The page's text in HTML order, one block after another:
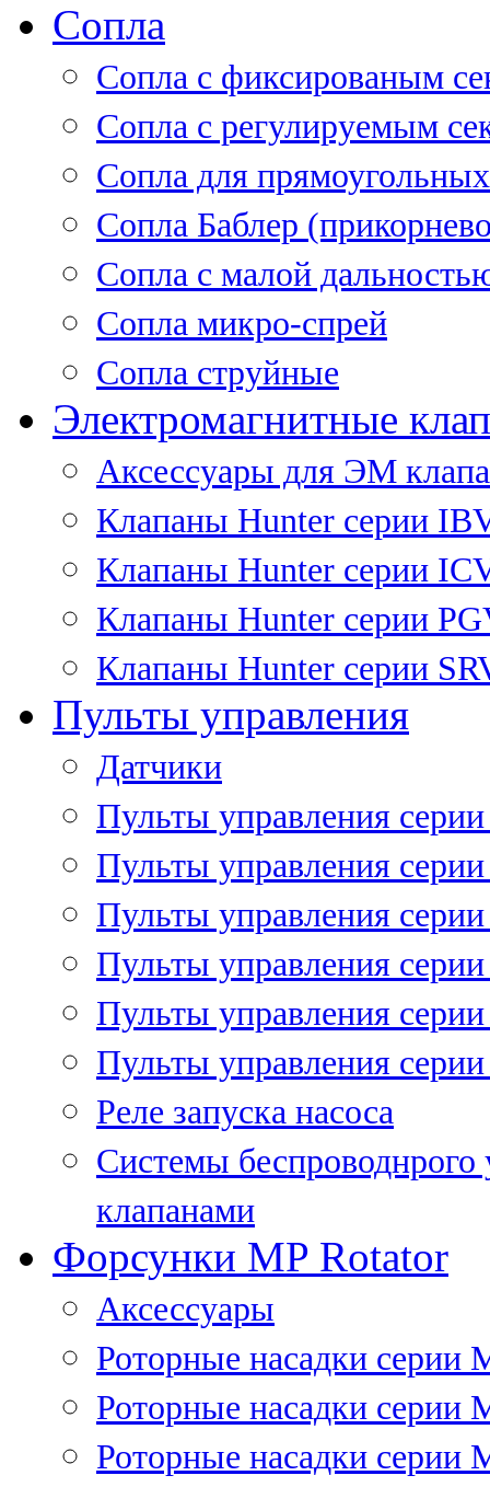
Сопла
Cопла с фиксированым
Сопла с регулируемым
Сопла для
Сопла Баблер
Сопла с малой
Сопла микро-спрей
Сопла струйные
Электромагнитные
Аксессуары для ЭМ
Клапаны Hunter серии
Клапаны Hunter серии
Клапаны Hunter серии
Клапаны Hunter серии
Пульты управления
Датчики
Пульты управления
Пульты управления
Пульты управления
Пульты управления
Пульты управления
Пульты управления
Реле запуска насоса
Системы
клапанами
Форсунки MP Rotator
Аксессуары
Роторные насадки серии
Роторные насадки серии
Роторные насадки серии